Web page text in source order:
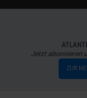
Jetzt abonnieren
ZUR